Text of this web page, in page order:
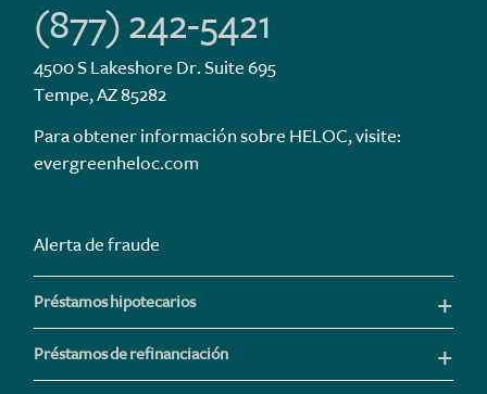
(877) 242-5421
4500 S Lakeshore Dr. Suite 695
Tempe, AZ 85282
Para obtener información sobre HELOC, visite:
evergreenheloc.com
Alerta de fraude
Préstamos hipotecarios
Préstamos de refinanciación